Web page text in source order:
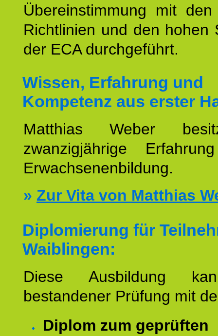
Übereinstimmung mit den
Richtlinien und den hohen
der ECA durchgeführt.
Wissen, Erfahrung und
Kompetenz aus erster
Matthias Weber
zwanzigjährige
Erwachsenenbildung.
» Zur Vita von Matthias
Diplomierung für
Waiblingen:
Diese Ausbildung
bestandener Prüfung mit
Diplom zum geprüften